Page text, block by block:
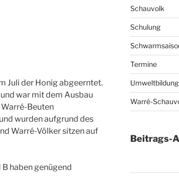
Juli der Honig abgeerntet.
war mit dem Ausbau
Beuten
wurden aufgrund des
Warré-Völker sitzen auf
haben genügend
Schauvolk
Schulung
Termine
Umweltbildung
Warré-
Beitrags-